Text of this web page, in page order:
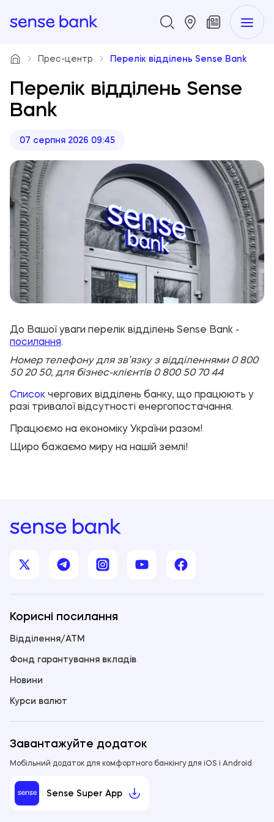
Прес-центр Перелік відділень Sense Bank
Перелік відділень Sense
Bank
07 серпня 2026 09:45
До Вашої уваги перелік відділень Sense Bank -
посилання.
Номер телефону для зв’язку з відділеннями 0 800
50 20 50, для бізнес-клієнтів 0 800 50 70 44
Список чергових відділень банку, що працюють у
разі тривалої відсутності енергопостачання.
Працюємо на економіку України разом!
Щиро бажаємо миру на нашій землі!
Корисні посилання
Відділення/ATM
Фонд гарантування вкладів
Новини
Курси валют
Завантажуйте додаток
Мобільний додаток для комфортного банкінгу для iOS і Android
Sense Super App